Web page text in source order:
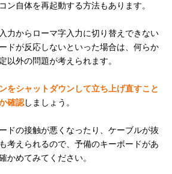
ン自体を再起動する方法もあります。
力からローマ字入力に切り替えできない
ドが反応しないといった場合は、何らか
以外の問題が考えられます。
をシャットダウンして立ち上げ直すこと
確認しましょう。
ドの接触が悪くなったり、ケーブルが抜
考えられるので、予備のキーボードがあ
かめてみてください。